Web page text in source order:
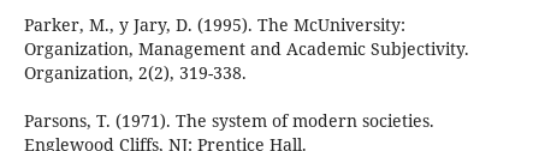
Parker, M., y Jary, D. (1995). The McUniversity:
Organization, Management and Academic Subjectivity.
Organization, 2(2), 319-338.
Parsons, T. (1971). The system of modern societies.
Englewood Cliffs, NJ: Prentice Hall.